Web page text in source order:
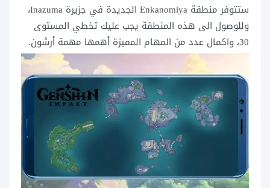
ستتوفر منطقة Enkanomiya الجديدة في جزيرة Inazuma،
وللوصول الى هذه المنطقة يجب عليك تخطي المستوى
30، واكمال عدد من المهام المميزة أهمها مهمة أرشون.